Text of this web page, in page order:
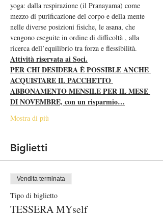
yoga: dalla respirazione (il Pranayama) come
mezzo di purificazione del corpo e della mente
nelle diverse posizioni fisiche, le asana, che
vengono eseguite in ordine di difficoltà , alla
ricerca dell’equilibrio tra forza e flessibilità.
Attività riservata ai Soci.
PER CHI DESIDERA È POSSIBLE ANCHE
ACQUISTARE IL PACCHETTO
ABBONAMENTO MENSILE PER IL MESE
DI NOVEMBRE, con un risparmio…
Mostra di più
Biglietti
Vendita terminata
Tipo di biglietto
TESSERA MYself